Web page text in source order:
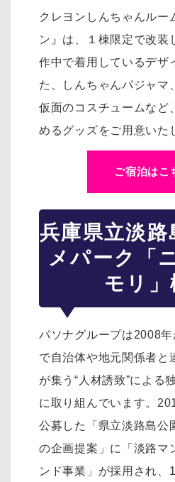
クレヨンしんちゃんルー
ン』は、１棟限定で改装
作中で着用しているデザ
た、
しんちゃんパジャマ
仮面のコスチュームなど
めるグッズをご用意いた
ご宿泊はこ
兵庫県立淡路
メパーク「
モリ」
パソナグループは2008
で自治体や地元関係者と
が集う“人材誘致”による
に取り組んでいます。
公募した「県立淡路島公
の企画提案」に「淡路マ
ンド事業」が採用され、